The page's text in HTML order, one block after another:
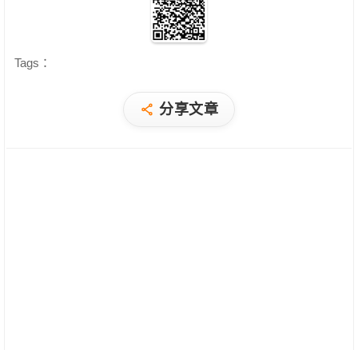
Tags：
分享文章